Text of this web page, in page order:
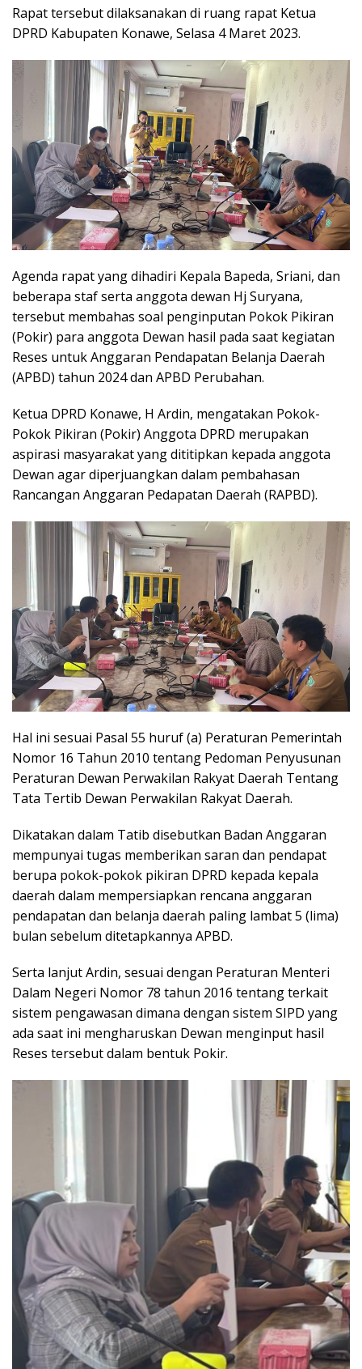
Rapat tersebut dilaksanakan di ruang rapat Ketua
DPRD Kabupaten Konawe, Selasa 4 Maret 2023.
Agenda rapat yang dihadiri Kepala Bapeda, Sriani, dan
beberapa staf serta anggota dewan Hj Suryana,
tersebut membahas soal penginputan Pokok Pikiran
(Pokir) para anggota Dewan hasil pada saat kegiatan
Reses untuk Anggaran Pendapatan Belanja Daerah
(APBD) tahun 2024 dan APBD Perubahan.
Ketua DPRD Konawe, H Ardin, mengatakan Pokok-
Pokok Pikiran (Pokir) Anggota DPRD merupakan
aspirasi masyarakat yang dititipkan kepada anggota
Dewan agar diperjuangkan dalam pembahasan
Rancangan Anggaran Pedapatan Daerah (RAPBD).
Hal ini sesuai Pasal 55 huruf (a) Peraturan Pemerintah
Nomor 16 Tahun 2010 tentang Pedoman Penyusunan
Peraturan Dewan Perwakilan Rakyat Daerah Tentang
Tata Tertib Dewan Perwakilan Rakyat Daerah.
Dikatakan dalam Tatib disebutkan Badan Anggaran
mempunyai tugas memberikan saran dan pendapat
berupa pokok-pokok pikiran DPRD kepada kepala
daerah dalam mempersiapkan rencana anggaran
pendapatan dan belanja daerah paling lambat 5 (lima)
bulan sebelum ditetapkannya APBD.
Serta lanjut Ardin, sesuai dengan Peraturan Menteri
Dalam Negeri Nomor 78 tahun 2016 tentang terkait
sistem pengawasan dimana dengan sistem SIPD yang
ada saat ini mengharuskan Dewan menginput hasil
Reses tersebut dalam bentuk Pokir.